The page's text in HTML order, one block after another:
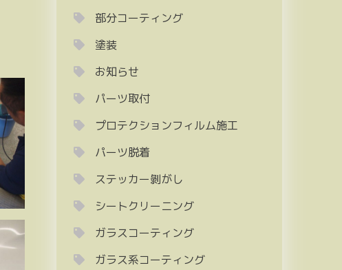
部分コーティング
塗装
お知らせ
パーツ取付
プロテクションフィルム施工
パーツ脱着
ステッカー剝がし
シートクリーニング
ガラスコーティング
ガラス系コーティング